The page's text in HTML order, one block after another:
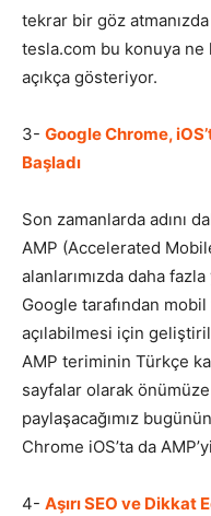
tekrar bir göz atmanızda
tesla.com bu konuya ne
açıkça gösteriyor.
3- Google Chrome,
Başladı
Son zamanlarda adını
AMP (Accelerated
alanlarımızda daha
Google tarafından mobil
açılabilmesi için
AMP teriminin Türkçe
sayfalar olarak önümüze
paylaşacağımız
Chrome iOS’ta da
4- Aşırı SEO ve Dikkat